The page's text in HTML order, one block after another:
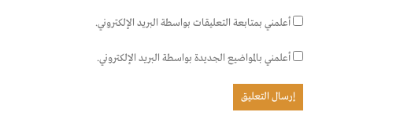
أعلمني بمتابعة التعليقات بواسطة البريد الإلكتروني.
أعلمني بالمواضيع الجديدة بواسطة البريد الإلكتروني.